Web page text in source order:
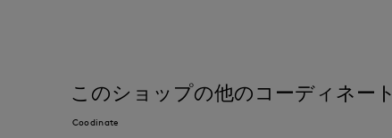
このショップの他のコーディネート
Coodinate